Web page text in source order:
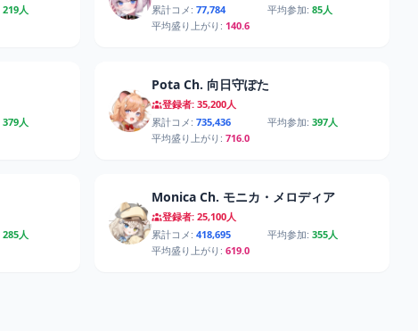
219人
累計コメ:77,784 平均参加: 85人
平均盛り上がり: 140.6
379人
Pota Ch. 向日守ぽた
登録者: 35,200人
累計コメ:735,436 平均参加: 397人
平均盛り上がり:716.0
285人
Monica Ch. モニカ・メロディア
登録者: 25,100人
累計コメ:418,695 平均参加: 355人
平均盛り上がり:619.0